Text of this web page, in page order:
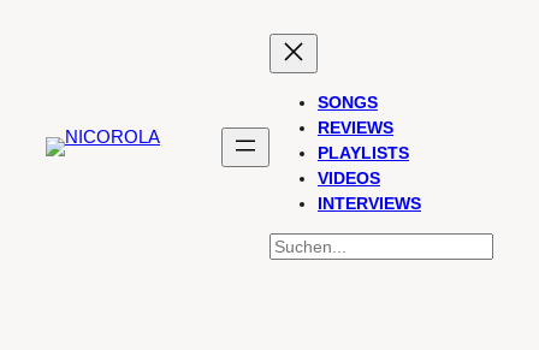
SONGS
REVIEWS
PLAYLISTS
VIDEOS
INTERVIEWS
SUCHEN